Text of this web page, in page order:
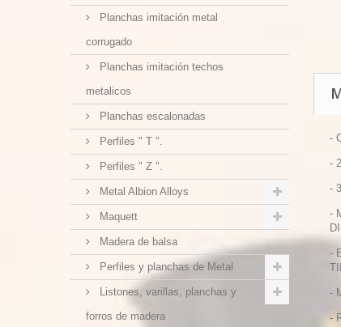
Planchas imitación metal
corrugado
Planchas imitación techos
metalicos
Planchas escalonadas
Perfiles " T ".
Perfiles " Z ".
Metal Albion Alloys
Maquett
Madera de balsa
Perfiles y planchas de Metal
Listones, varillas, planchas y
forros de madera
-
-
-
-
-
-
-